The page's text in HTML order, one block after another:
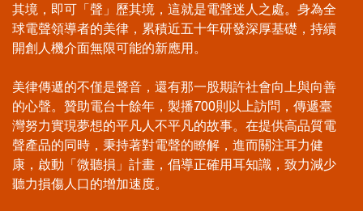
其境，即可「聲」歷其境，這就是電聲迷人之處。身為全
球電聲領導者的美律，累積近五十年研發深厚基礎，持續
開創人機介面無限可能的新應用。
美律傳遞的不僅是聲音，還有那一股期許社會向上與向善
的心聲。贊助電台十餘年，製播700則以上訪問，傳遞臺
灣努力實現夢想的平凡人不平凡的故事。在提供高品質電
聲產品的同時，秉持著對電聲的瞭解，進而關注耳力健
康，啟動「微聽損」計畫，倡導正確用耳知識，致力減少
聽力損傷人口的增加速度。